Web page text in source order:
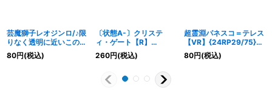
芸魔獅子レオジンロ/♪限
りなく透明に近いこのワ
タシ【VR】
{23RP4X7/8}《多》
80円(税込)
〔状態A-〕クリステ
ィ・ゲート【R】
{EX1750/138}《光》
260円(税込)
超霊淵パネスコ＝テレス
【VR】{24RP29/75}
《多》
80円(税込)